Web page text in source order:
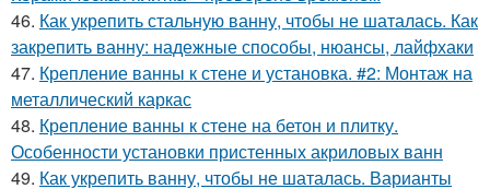
46. Как укрепить стальную ванну, чтобы не шаталась. Как
закрепить ванну: надежные способы, нюансы, лайфхаки
47. Крепление ванны к стене и установка. #2: Монтаж на
металлический каркас
48. Крепление ванны к стене на бетон и плитку.
Особенности установки пристенных акриловых ванн
49. Как укрепить ванну, чтобы не шаталась. Варианты